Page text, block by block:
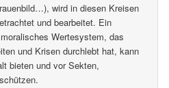
wird in diesen Kreisen
und bearbeitet. Ein
moralisches Wertesystem, das
und Krisen durchlebt hat, kann
bieten und vor Sekten,